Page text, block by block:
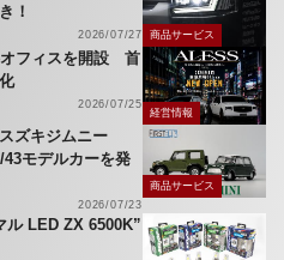
！
2026/07/27 商品サービス
オフィスを開設 首
2026/07/25
経営情報
ズキジムニー
モデルカーを発
2026/07/23
商品サービス
ル LED ZX 6500K”